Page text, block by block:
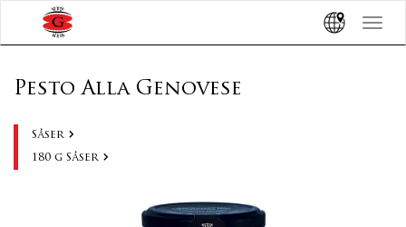
Toggle
Pesto Alla Genovese
Såser
180 g Såser